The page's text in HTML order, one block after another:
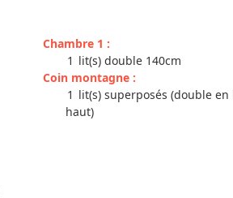
Chambre 1 :
1 lit(s) double 140cm
Coin montagne :
1 lit(s) superposés (double
haut)